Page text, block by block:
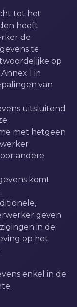
tot het
heeft
de
te
op
1 in
van
uitsluitend
met hetgeen
andere
komt
geven
in de
op het
enkel in de